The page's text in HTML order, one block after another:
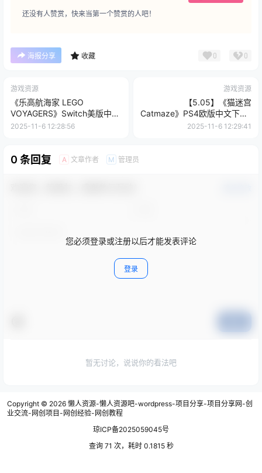
还没有人赞赏，快来当第一个赞赏的人吧！
海报分享 收藏 0 0
游戏资源
《乐高航海家 LEGO
VOYAGERS》Switch美版中文
NSZ下载 – 含1.0.7补丁+DLC
2025-11-6 12:28:56
游戏资源
【5.05】《猫迷宫
Catmaze》PS4欧版中文下载-
含v1.01
2025-11-6 12:29:41
0 条回复 A 文章作者 M 管理员
您必须登录或注册以后才能发表评论
登录
暂无讨论，说说你的看法吧
Copyright © 2026 懒人资源-懒人资源吧-wordpress-项目分享-项目分享网-创
业交流-网创项目-网创经验-网创教程
琼ICP备2025059045号
查询 71 次，耗时 0.1815 秒